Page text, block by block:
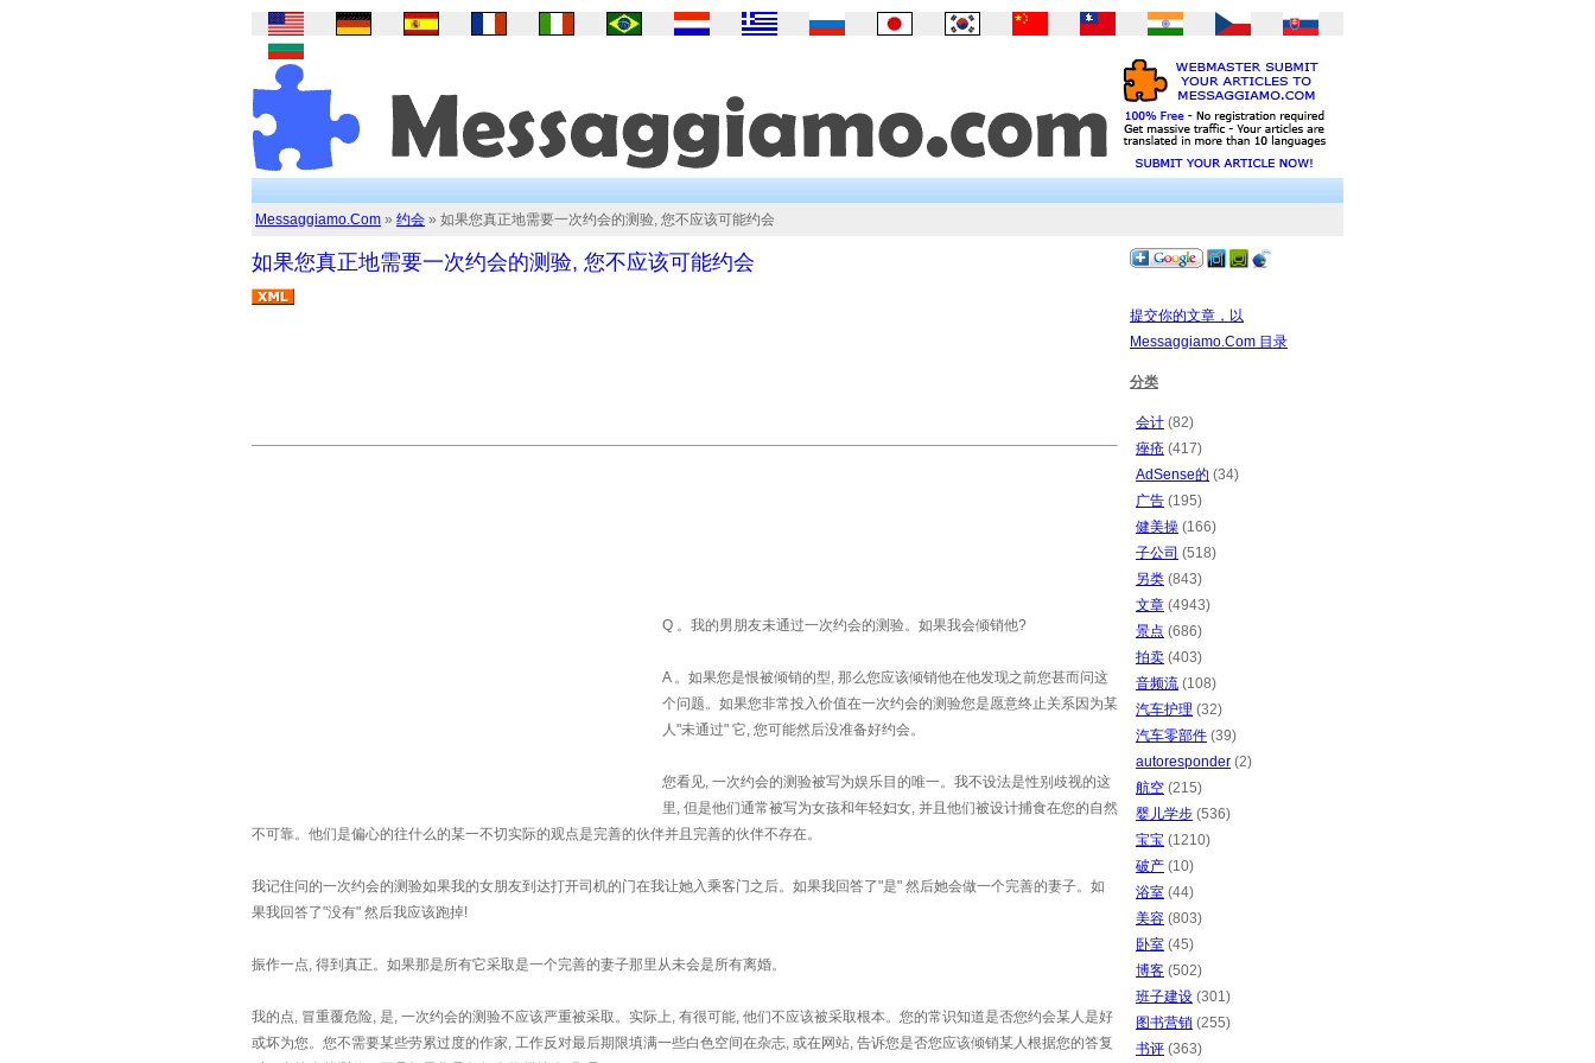
Messaggiamo.Com » 约会 » 如果您真正地需要一次约会的测验, 您不应该可能约会
如果您真正地需要一次约会的测验, 您不应该可能约会
Q 。我的男朋友未通过一次约会的测验。如果我会倾销他?
A 。如果您是恨被倾销的型, 那么您应该倾销他在他发现之前您甚而问这
个问题。如果您非常投入价值在一次约会的测验您是愿意终止关系因为某
人"未通过" 它, 您可能然后没准备好约会。
您看见, 一次约会的测验被写为娱乐目的唯一。我不设法是性别歧视的这
里, 但是他们通常被写为女孩和年轻妇女, 并且他们被设计捕食在您的自然
不可靠。他们是偏心的往什么的某一不切实际的观点是完善的伙伴并且完善的伙伴不存在。
我记住问的一次约会的测验如果我的女朋友到达打开司机的门在我让她入乘客门之后。如果我回答了"是" 然后她会做一个完善的妻子。如
果我回答了"没有" 然后我应该跑掉!
振作一点, 得到真正。如果那是所有它采取是一个完善的妻子那里从未会是所有离婚。
我的点, 冒重覆危险, 是, 一次约会的测验不应该严重被采取。实际上, 有很可能, 他们不应该被采取根本。您的常识知道是否您约会某人是好
或坏为您。您不需要某些劳累过度的作家, 工作反对最后期限填满一些白色空间在杂志, 或在网站, 告诉您是否您应该倾销某人根据您的答复
提交你的文章，以
Messaggiamo.Com 目录
分类
会计 (82)
痤疮 (417)
AdSense的 (34)
广告 (195)
健美操 (166)
子公司 (518)
另类 (843)
文章 (4943)
景点 (686)
拍卖 (403)
音频流 (108)
汽车护理 (32)
汽车零部件 (39)
autoresponder (2)
航空 (215)
婴儿学步 (536)
宝宝 (1210)
破产 (10)
浴室 (44)
美容 (803)
卧室 (45)
博客 (502)
班子建设 (301)
图书营销 (255)
书评 (363)